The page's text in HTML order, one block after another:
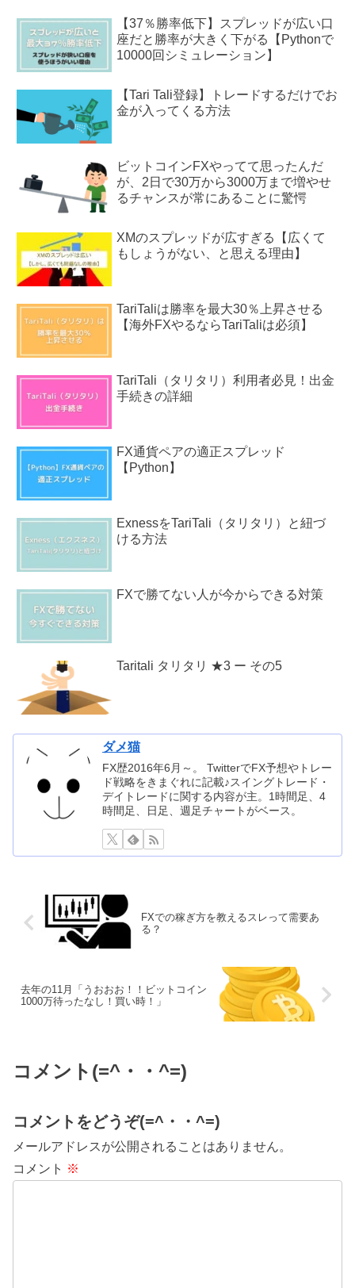
【37％勝率低下】スプレッドが広い口
座だと勝率が大きく下がる【Pythonで
10000回シミュレーション】
【Tari Tali登録】トレードするだけでお
金が入ってくる方法
ビットコインFXやってて思ったんだ
が、2日で30万から3000万まで増やせ
るチャンスが常にあることに驚愕
XMのスプレッドが広すぎる【広くて
もしょうがない、と思える理由】
TariTaliは勝率を最大30％上昇させる
【海外FXやるならTariTaliは必須】
TariTali（タリタリ）利用者必見！出金
手続きの詳細
FX通貨ペアの適正スプレッド
【Python】
ExnessをTariTali（タリタリ）と紐づ
ける方法
FXで勝てない人が今からできる対策
Taritali タリタリ ★3 ー その5
ダメ猫
FX歴2016年6月～。 TwitterでFX予想やトレー
ド戦略をきまぐれに記載♪スイングトレード・
デイトレードに関する内容が主。1時間足、4
時間足、日足、週足チャートがベース。
FXでの稼ぎ方を教えるスレって需要あ
る？
去年の11月「うおおお！！ビットコイン
1000万待ったなし！買い時！」
コメント(=^・・^=)
コメントをどうぞ(=^・・^=)
メールアドレスが公開されることはありません。
コメント ※